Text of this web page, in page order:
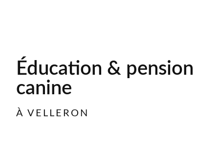
Éducation & pension
canine
À VELLERON